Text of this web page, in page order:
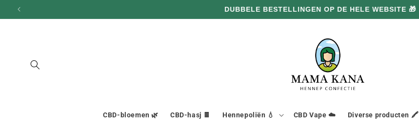
doorgaan
naar
DUBBELE BESTELLINGEN OP DE HELE WEBSITE 🎁
CBD-bloemen 🌿 CBD-hasj 🍫 Hennepoliën 💧 CBD Vape ☁️ Diverse producten 🖍️